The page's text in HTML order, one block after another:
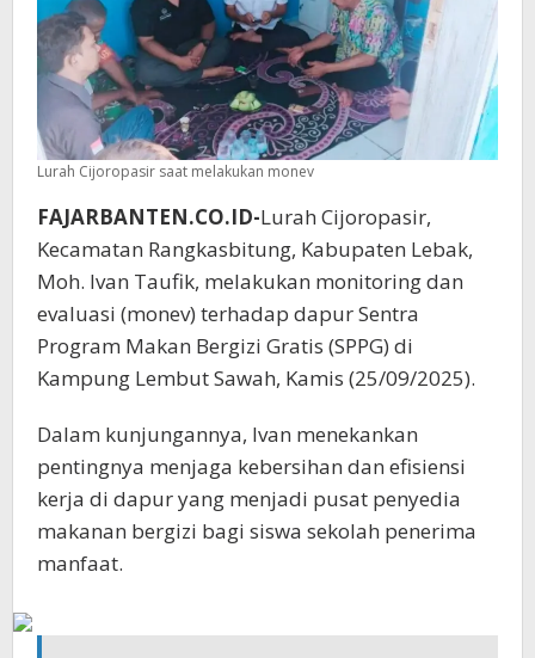
Lurah Cijoropasir saat melakukan monev
FAJARBANTEN.CO.ID-Lurah Cijoropasir,
Kecamatan Rangkasbitung, Kabupaten Lebak,
Moh. Ivan Taufik, melakukan monitoring dan
evaluasi (monev) terhadap dapur Sentra
Program Makan Bergizi Gratis (SPPG) di
Kampung Lembut Sawah, Kamis (25/09/2025).
Dalam kunjungannya, Ivan menekankan
pentingnya menjaga kebersihan dan efisiensi
kerja di dapur yang menjadi pusat penyedia
makanan bergizi bagi siswa sekolah penerima
manfaat.